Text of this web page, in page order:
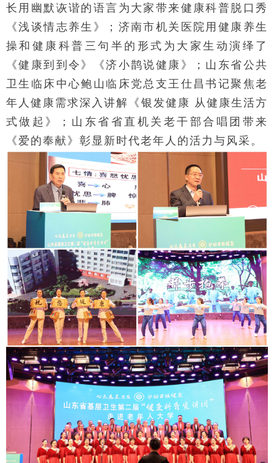
长用幽默诙谐的语言为大家带来健康科普脱口秀
《浅谈情志养生》；济南市机关医院用健康养生
操和健康科普三句半的形式为大家生动演绎了
《健康到到令》《济小鹊说健康》；山东省公共
卫生临床中心鲍山临床党总支王仕昌书记聚焦老
年人健康需求深入讲解《银发健康 从健康生活方
式做起》；山东省省直机关老干部合唱团带来
《爱的奉献》彰显新时代老年人的活力与风采。